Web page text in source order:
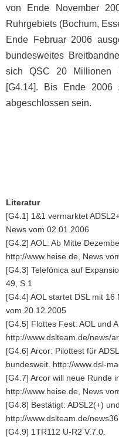
von Ende November
Ruhrgebiets (Bochum,
Ende Februar 2006
bundesweites
sich QSC 20 Millionen
[G4.14]. Bis Ende 2006
abgeschlossen sein.
Literatur
[G4.1] 1&1 vermarktet
News vom 02.01.2006
[G4.2] AOL: Ab Mitte
http://www.heise.de, News
[G4.3] Telefónica auf
49, S.1
[G4.4] AOL startet DSL mit
vom 20.12.2005
[G4.5] Flottes Fest: AOL und
http://www.dslteam.de/news/
[G4.6] Arcor: Pilottest für
bundesweit. http://www.dsl-
[G4.7] Arcor will neue Runde
http://www.heise.de, News
[G4.8] Bestätigt: ADSL2(+)
http://www.dslteam.de/
[G4.9] 1TR112 U-R2 V.7.0.